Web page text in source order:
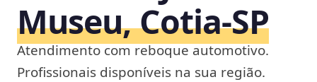
Museu, Cotia‑SP
Atendimento com reboque automotivo.
Profissionais disponíveis na sua região.